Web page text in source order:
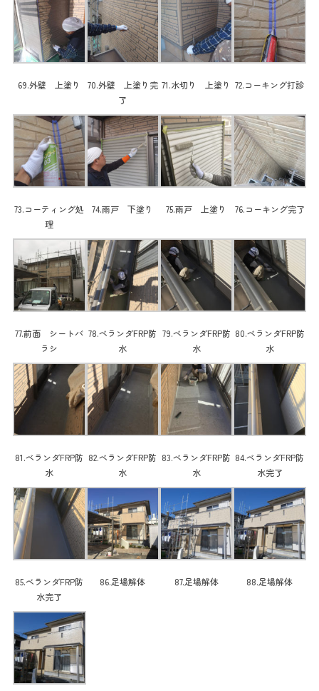
69.外壁 上塗り
70.外壁 上塗り完
了
71.水切り 上塗り 72.コーキング打診
73.コーティング処
理
74.雨戸 下塗り 75.雨戸 上塗り 76.コーキング完了
77.前面 シートバ
ラシ
78.ベランダFRP防
水
79.ベランダFRP防
水
80.ベランダFRP防
水
81.ベランダFRP防
水
82.ベランダFRP防
水
83.ベランダFRP防
水
84.ベランダFRP防
水完了
85.ベランダFRP防
水完了
86.足場解体 87.足場解体 88.足場解体